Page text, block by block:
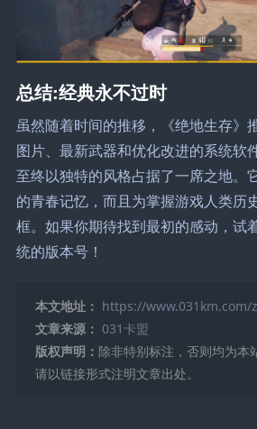
总结:经典永不过时
虽然随着时间的推移，《绝地生存》
图片、最新武器和优化改进的系统软
至终以独特的风格占据了一席之地。
的青春记忆，而且为掌握游戏人类历
框。如果你期待找到最初的感动，试
统的版本号！
本文地址： https://www.031km.com/
文章来源： 031卡盟
版权声明： 除非特别标注，否则均为本
请以链接形式注明文章出处。